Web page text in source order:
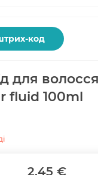
код
для
fluid 100ml
2.45 €